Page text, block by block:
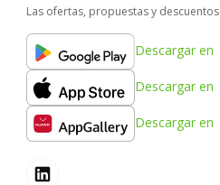
Las ofertas, propuestas y descuentos
Descargar en
Descargar en
Descargar en